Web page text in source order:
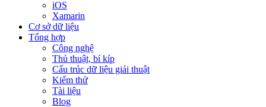
iOS
Xamarin
Cơ sở dữ liệu
Tổng hợp
Công nghệ
Thủ thuật, bí kíp
Cấu trúc dữ liệu giải thuật
Kiểm thử
Tài liệu
Blog